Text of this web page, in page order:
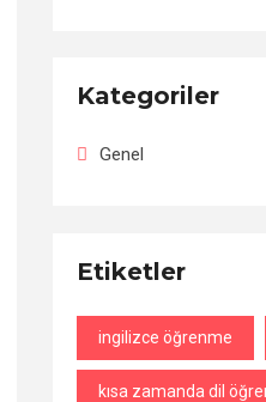
Kategoriler
Genel
Etiketler
ingilizce öğrenme
kısa zamanda dil